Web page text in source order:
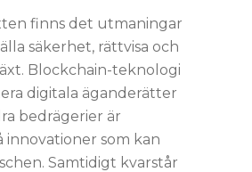
finns det utmaningar
säkerhet, rättvisa och
Blockchain-teknologi
digitala äganderätter
bedrägerier är
innovationer som kan
Samtidigt kvarstår